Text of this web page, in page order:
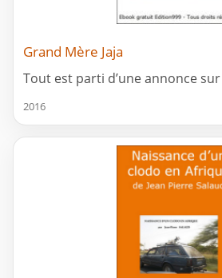
Grand Mère Jaja
Tout est parti d’une annonce
2016